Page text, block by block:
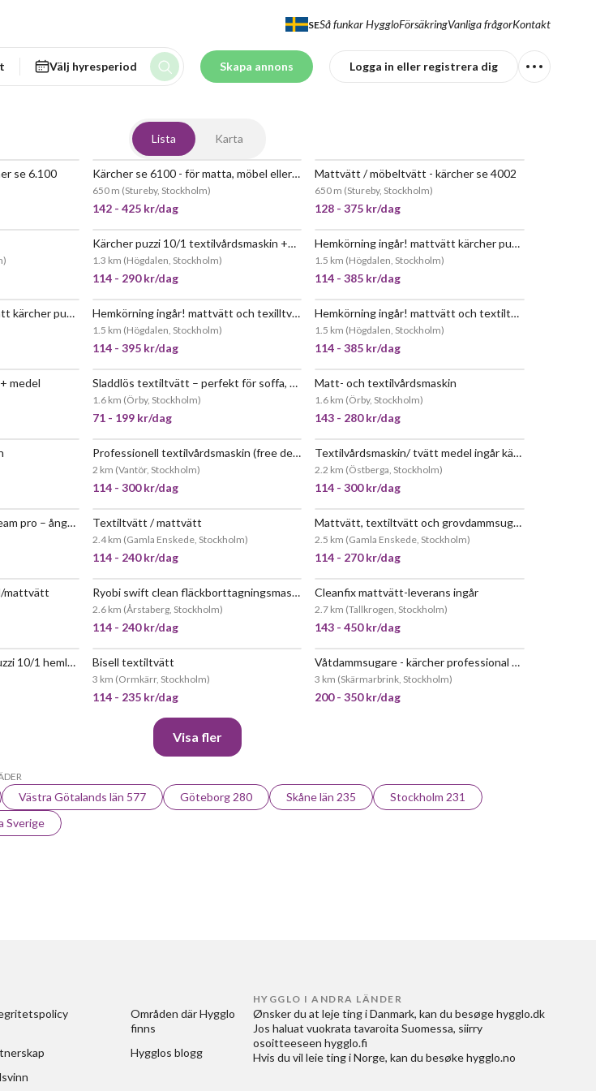
SESå funkar HyggloFörsäkringVanliga frågorKontakt
Välj hyresperiod Skapa annons Logga in eller registrera dig
Lista Karta
se 6.100 JÄTTEPOPULÄR Kärcher se 6100 - för matta, möbel eller bil
650 m (Stureby, Stockholm)
142 - 425 kr/dag
JÄTTEPOPULÄR
Mattvätt / möbeltvätt - kärcher se 4002
650 m (Stureby, Stockholm)
128 - 375 kr/dag
)
JÄTTEPOPULÄR Kärcher puzzi 10/1 textilvårdsmaskin +medel
1.3 km (Högdalen, Stockholm)
114 - 290 kr/dag
JÄTTEPOPULÄR Hemkörning ingår! mattvätt kärcher puzzi 8/1 c proffessional + medel
1.5 km (Högdalen, Stockholm)
114 - 385 kr/dag
Hemkörning ingår! mattvätt kärcher puzzi 8/1 c proffesionell + medel. JÄTTEPOPULÄR Hemkörning ingår! mattvätt och texilltvätt puzzi 10/1. + medel.
1.5 km (Högdalen, Stockholm)
114 - 395 kr/dag
JÄTTEPOPULÄR Hemkörning ingår! mattvätt och textiltvätt kärcher 8/1 + medel
1.5 km (Högdalen, Stockholm)
114 - 385 kr/dag
medel JÄTTEPOPULÄR Sladdlös textiltvätt – perfekt för soffa, bil och mattor
1.6 km (Örby, Stockholm)
71 - 199 kr/dag
JÄTTEPOPULÄR
Matt- och textilvårdsmaskin
1.6 km (Örby, Stockholm)
143 - 280 kr/dag
JÄTTEPOPULÄR Professionell textilvårdsmaskin (free delivery)
2 km (Vantör, Stockholm)
114 - 300 kr/dag
JÄTTEPOPULÄR Textilvårdsmaskin/ tvätt medel ingår kärcher
2.2 km (Östberga, Stockholm)
114 - 300 kr/dag
Bissell spotclean hydrosteam pro – ångtvätt för möbler, mattor & bil Textiltvätt / mattvätt
2.4 km (Gamla Enskede, Stockholm)
114 - 240 kr/dag
JÄTTEPOPULÄR Mattvätt, textiltvätt och grovdammsugare
2.5 km (Gamla Enskede, Stockholm)
114 - 270 kr/dag
mattvätt POPULÄR Ryobi swift clean fläckborttagningsmaskin
2.6 km (Årstaberg, Stockholm)
114 - 240 kr/dag
JÄTTEPOPULÄR
Cleanfix mattvätt-leverans ingår
2.7 km (Tallkrogen, Stockholm)
143 - 450 kr/dag
POPULÄR Kärcher mattrengörare puzzi 10/1 hemleverans ingår Bisell textiltvätt
3 km (Ormkärr, Stockholm)
114 - 235 kr/dag
NY! Våtdammsugare - kärcher professional puzzi 8/1 – perfekt till mattvätt och soffor
3 km (Skärmarbrink, Stockholm)
200 - 350 kr/dag
Visa fler
Västra Götalands län 577 Göteborg 280 Skåne län 235
Stockholm 231
Sverige
Områden där Hygglo
finns
Hygglos blogg
HYGGLO I ANDRA LÄNDER
Ønsker du at leje ting i Danmark, kan du besøge hygglo.dk
Jos haluat vuokrata tavaroita Suomessa, siirry
osoitteeseen hygglo.fi
Hvis du vil leie ting i Norge, kan du besøke hygglo.no